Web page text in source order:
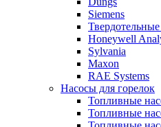
Siemens
Твердотельные
Honeywell
Sylvania
Maxon
RAE Systems
Насосы для горелок
Топливные
Топливные